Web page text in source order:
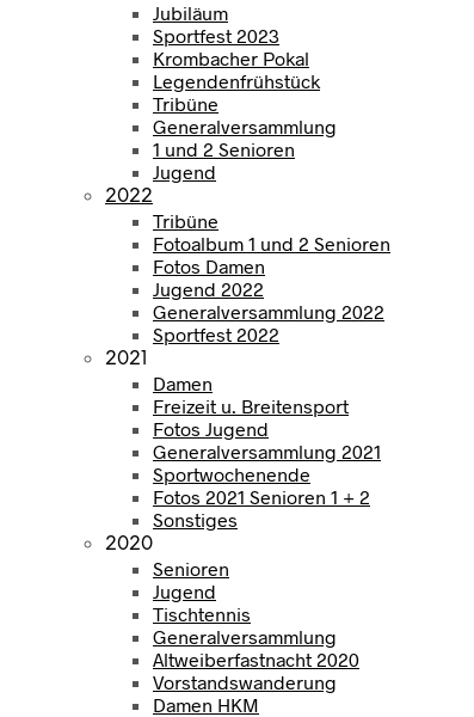
Jubiläum
Sportfest 2023
Krombacher Pokal
Legendenfrühstück
Tribüne
Generalversammlung
1 und 2 Senioren
Jugend
2022
Tribüne
Fotoalbum 1 und 2 Senioren
Fotos Damen
Jugend 2022
Generalversammlung 2022
Sportfest 2022
2021
Damen
Freizeit u. Breitensport
Fotos Jugend
Generalversammlung 2021
Sportwochenende
Fotos 2021 Senioren 1 + 2
Sonstiges
2020
Senioren
Jugend
Tischtennis
Generalversammlung
Altweiberfastnacht 2020
Vorstandswanderung
Damen HKM